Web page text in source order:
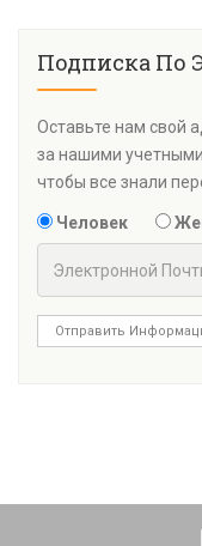
Подписка По
Оставьте нам свой
за нашими
чтобы все знали
Человек
Отправить